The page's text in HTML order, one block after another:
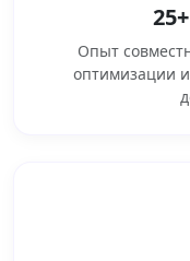
Опыт
оптимизации